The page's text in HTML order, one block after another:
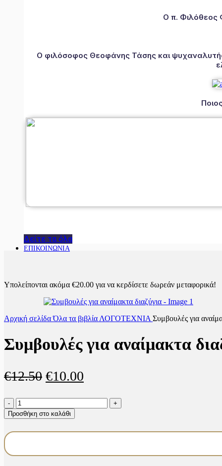
Ο π. Φιλόθεος
Ο φιλόσοφος Θεοφάνης Τάσης και
Δείτε τα όλα
ΕΠΙΚΟΙΝΩΝΙΑ
Υπολείπονται ακόμα €20.00 για να κερδίσετε δωρεάν μεταφορικά!
Αρχική σελίδαΌλα τα βιβλία ΛΟΓΟΤΕΧΝΙΑ Συμβουλές για
Συμβουλές για αναίμακτα
€12.50 Original
was:
€12.50.
€10.00
τιμή
Συμβουλές
για
αναίμακτα
Προσθήκη στο καλάθι